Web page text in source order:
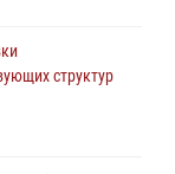
структур